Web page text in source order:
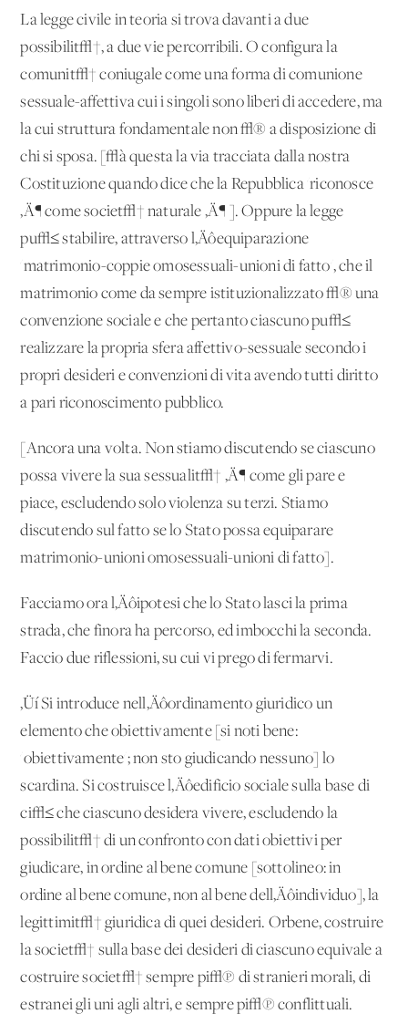
La legge civile in teoria si trova davanti a due
possibilit√†, a due vie percorribili. O configura la
comunit√† coniugale come una forma di comunione
sessuale-affettiva cui i singoli sono liberi di accedere, ma
la cui struttura fondamentale non √® a disposizione di
chi si sposa. [√à questa la via tracciata dalla nostra
Costituzione quando dice che la Repubblica 'riconosce
‚Ä¶ come societ√† naturale ‚Ä¶ ]. Oppure la legge
pu√≤ stabilire, attraverso l‚Äôequiparazione
'matrimonio-coppie omosessuali-unioni di fatto', che il
matrimonio come da sempre istituzionalizzato √® una
convenzione sociale e che pertanto ciascuno pu√≤
realizzare la propria sfera affettivo-sessuale secondo i
propri desideri e convenzioni di vita avendo tutti diritto
a pari riconoscimento pubblico.
[Ancora una volta. Non stiamo discutendo se ciascuno
possa vivere la sua sessualit√† ‚Ä¶ come gli pare e
piace, escludendo solo violenza su terzi. Stiamo
discutendo sul fatto se lo Stato possa equiparare
matrimonio-unioni omosessuali-unioni di fatto].
Facciamo ora l‚Äôipotesi che lo Stato lasci la prima
strada, che finora ha percorso, ed imbocchi la seconda.
Faccio due riflessioni, su cui vi prego di fermarvi.
‚Üí Si introduce nell‚Äôordinamento giuridico un
elemento che obiettivamente [si noti bene:
'obiettivamente'; non sto giudicando nessuno] lo
scardina. Si costruisce l‚Äôedificio sociale sulla base di
ci√≤ che ciascuno desidera vivere, escludendo la
possibilit√† di un confronto con dati obiettivi per
giudicare, in ordine al bene comune [sottolineo: in
ordine al bene comune, non al bene dell‚Äôindividuo], la
legittimit√† giuridica di quei desideri. Orbene, costruire
la societ√† sulla base dei desideri di ciascuno equivale a
costruire societ√† sempre pi√π di stranieri morali, di
estranei gli uni agli altri, e sempre pi√π conflittuali.